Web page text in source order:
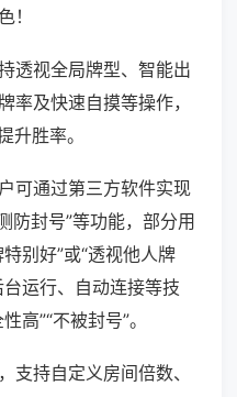
！
透视全局牌型、智能出
率及快速自摸等操作，
升胜率。
可通过第三方软件实现
防封号”等功能，部分用
别好”或“透视他人牌
运行、自动连接等技
高”“不被封号”。
支持自定义房间倍数、